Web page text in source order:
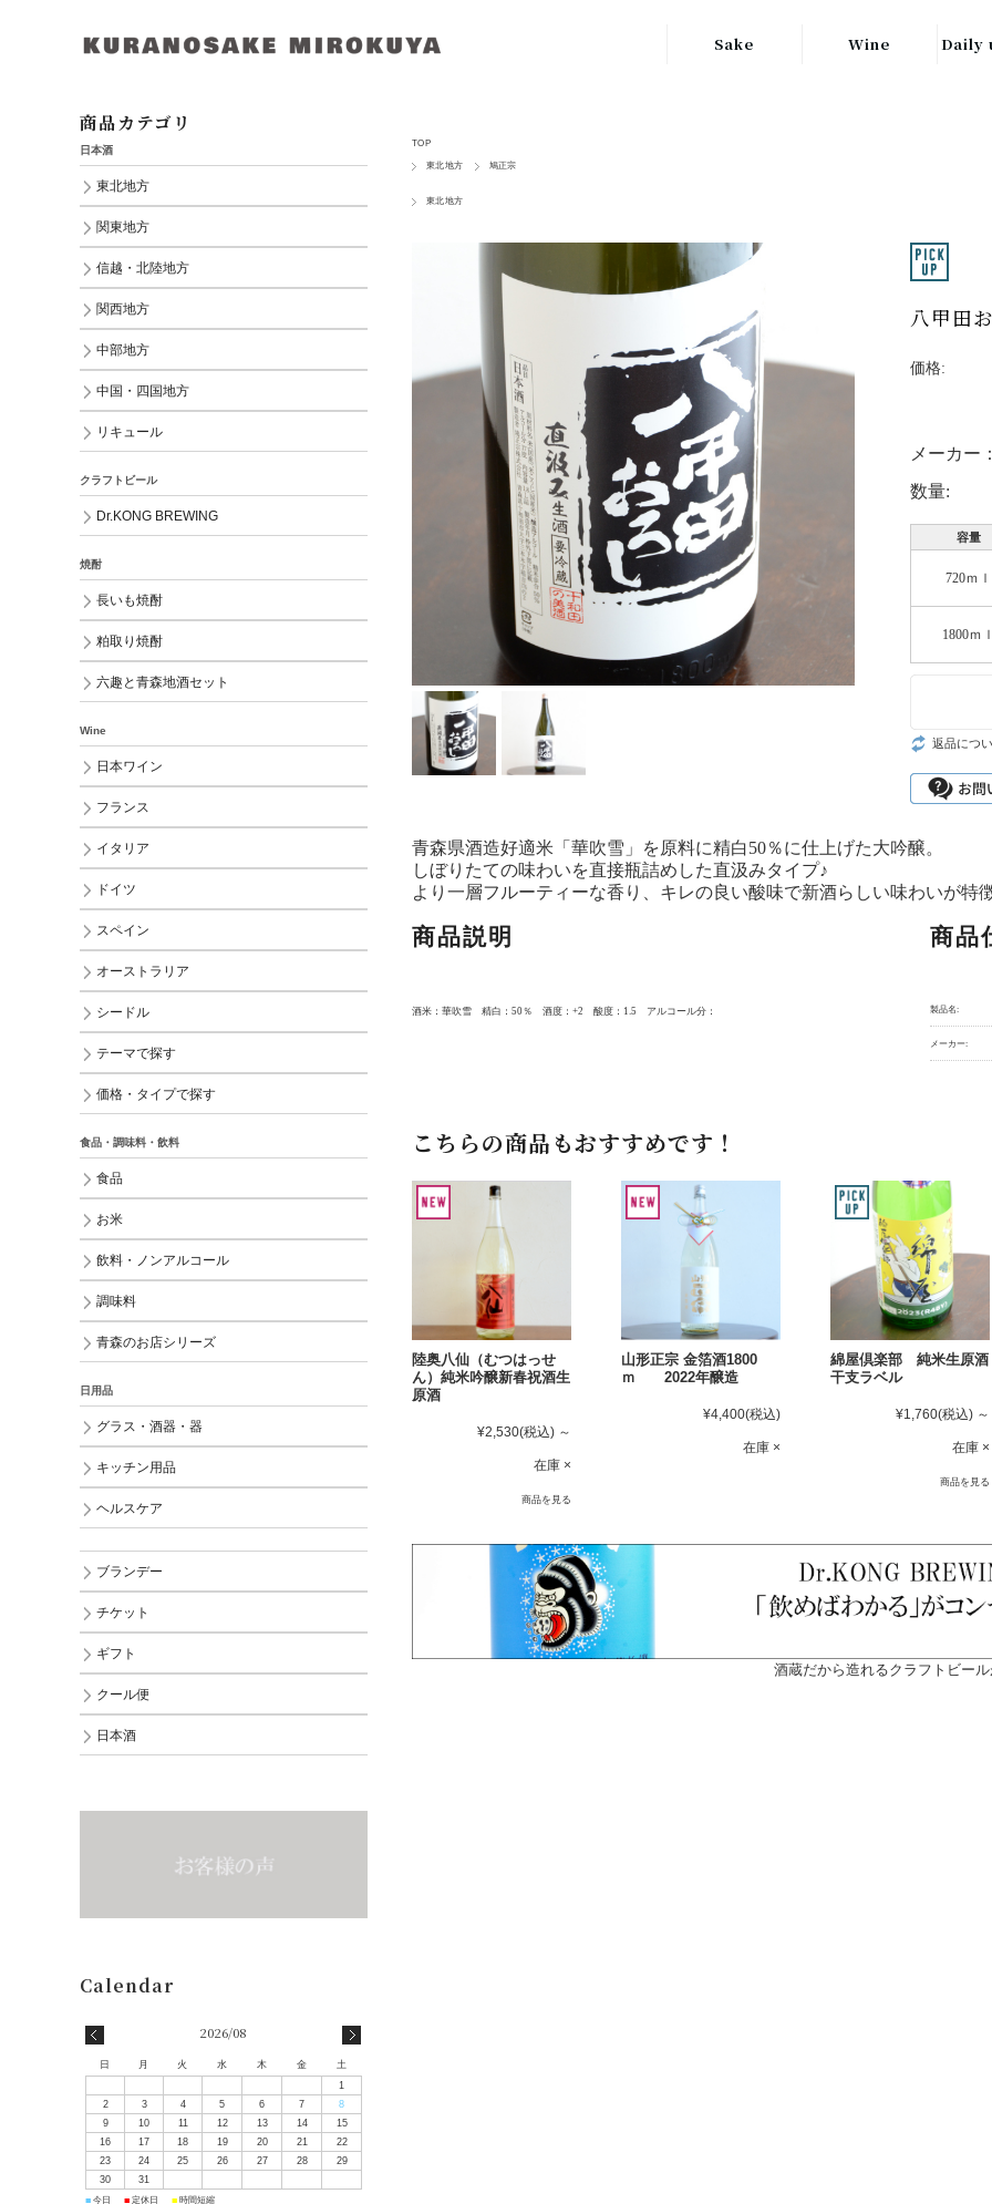
Sake
関西の地酒
中部地方の地酒
中国・四国地方
の地酒
Wine
GERMANY
Daily
TOP
東北地方 鳩正宗
東北地方
八甲田
価格:
メーカー
数量:
容量
720ｍｌ
1800ｍ
返品につ
青森県酒造好適米「華吹雪」を原料に精白50％に仕上げた大吟醸。
しぼりたての味わいを直接瓶詰めした直汲みタイプ♪
より一層フルーティーな香り、キレの良い酸味で新酒らしい味わいが特
商品説明
酒米：華吹雪 精白：50％ 酒度：+2 酸度：1.5 アルコール分：
商品
製品名:
メーカー:
こちらの商品もおすすめです！
陸奥八仙（むつはっせ
ん）純米吟醸新春祝酒生
原酒
¥2,530(税込) ～
在庫 ×
商品を見る
山形正宗 金箔酒1800
ｍ 2022年醸造
¥4,400(税込)
在庫 ×
綿屋倶楽部 純米生原酒
干支ラベル
¥1,760(税込) ～
在庫 ×
商品を見る
酒蔵だから造れるクラフトビー
商品カテゴリ
日本酒
東北地方
関東地方
信越・北陸地方
関西地方
中部地方
中国・四国地方
リキュール
クラフトビール
Dr.KONG BREWING
焼酎
長いも焼酎
粕取り焼酎
六趣と青森地酒セット
Wine
日本ワイン
フランス
イタリア
ドイツ
スペイン
オーストラリア
シードル
テーマで探す
価格・タイプで探す
食品・調味料・飲料
食品
お米
飲料・ノンアルコール
調味料
青森のお店シリーズ
日用品
グラス・酒器・器
キッチン用品
ヘルスケア
ブランデー
チケット
ギフト
クール便
日本酒
2026/08
日 月 火 水 木 金
土
1
2
3 4 5 6 7
8
9
10 11 12 13 14
15
16
17 18 19 20 21
22
23
24 25 26 27 28
29
30
31
■ 今日 ■ 定休日 ■ 時間短縮